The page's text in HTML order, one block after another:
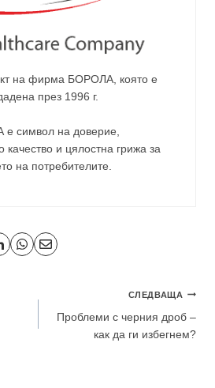
на фирма БОРОЛА , която е
през 1996 г.
символ на доверие,
качество и цялостна грижа за
на потребителите
СЛЕДВАЩА
Проблеми с черния дроб –
как да ги избегнем?